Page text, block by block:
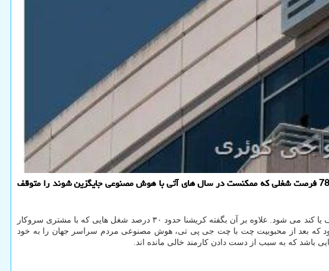
پی اچ پی و جی کوئری: بگفته آرویند کریشنا مدیر ارشد اجرائی آی بی ام پیش بینی می شود این شرکت پروسه استخدام برای 7800 فرصت شغلی که ممکنست در سال های آتی با هوش مصنوعی جایگزین شوند را متوقف
به گزارش پی اچ پی و جی کوئری به نقل از رویترز، به ویژه استخدام نیروی برای انجام کارهای اداری مانند بخش منابع انسانی متوقف یا کند می شود. علاوه بر آن بگفته کریشنا حدود ۳۰ درصد شغل هایی که با مشتری سروکار
می شود که بعد از محبوبیت چت با چت جی پی تی، هوش مصنوعی مردم سراسر جهان را به خود
که به سبب از دست دادن کارمند خالی مانده اند.